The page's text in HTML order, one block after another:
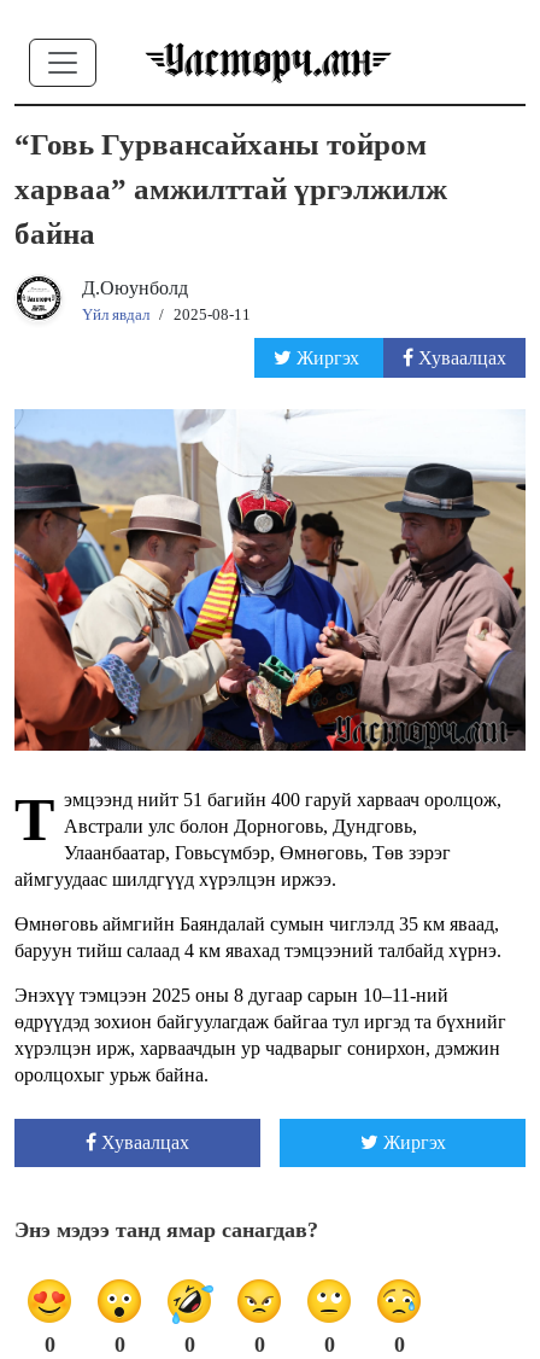
“Говь Гурвансайханы тойром
харваа” амжилттай үргэлжилж
байна
Д.Оюунболд
Үйл явдал / 2025-08-11
Жиргэх Хуваалцах
Т эмцээнд нийт 51 багийн 400 гаруй харваач оролцож,
Австрали улс болон Дорноговь, Дундговь,
Улаанбаатар, Говьсүмбэр, Өмнөговь, Төв зэрэг
аймгуудаас шилдгүүд хүрэлцэн иржээ.
Өмнөговь аймгийн Баяндалай сумын чиглэлд 35 км яваад,
баруун тийш салаад 4 км явахад тэмцээний талбайд хүрнэ.
Энэхүү тэмцээн 2025 оны 8 дугаар сарын 10–11-ний
өдрүүдэд зохион байгуулагдаж байгаа тул иргэд та бүхнийг
хүрэлцэн ирж, харваачдын ур чадварыг сонирхон, дэмжин
оролцохыг урьж байна.
Хуваалцах Жиргэх
Энэ мэдээ танд ямар санагдав?
0 0 0 0 0 0